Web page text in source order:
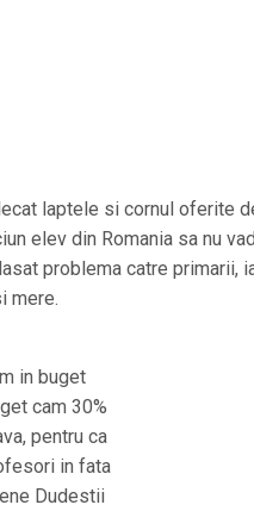
laptele si cornul oferite
elev din Romania sa nu
problema catre primarii,
mere.
in buget
cam 30%
pentru ca
in fata
Dudestii